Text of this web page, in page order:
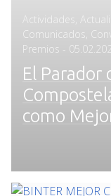
Actividades
Comunicados
Premios - Posted
El Parador
como